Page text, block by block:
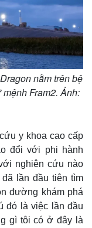
nằm trên bệ
Fram2. Ảnh:
y khoa cao cấp
đổi với phi hành
nghiên cứu nào
lần đầu tiên tìm
đường khám phá
đó là việc lần đầu
gì tôi có ở đây là